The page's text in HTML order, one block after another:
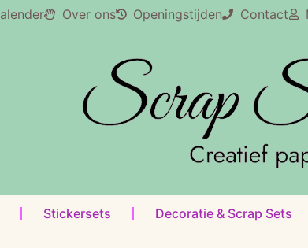
Over ons Openingstijden Contact
Stickersets Decoratie & Scrap Sets